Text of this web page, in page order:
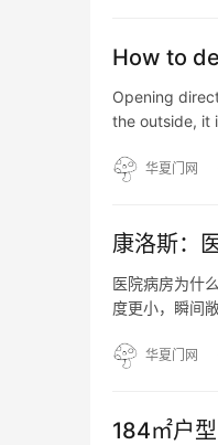
How to
Opening
the outside, it
华夏门网
康洛斯：
医院病房为什
度更小，瞬间
1…
华夏门网
184㎡户